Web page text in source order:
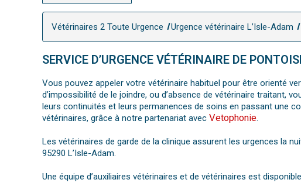
Vétérinaires 2 Toute Urgence Urgence vétérinaire L’Isle-Adam
SERVICE D’URGENCE VÉTÉRINAIRE DE
Vous pouvez appeler votre vétérinaire habituel pour être orienté
d’impossibilité de le joindre, ou d’absence de vétérinaire traitant,
leurs continuités et leurs permanences de soins en passant une
vétérinaires, grâce à notre partenariat avec Vetophonie.
Les vétérinaires de garde de la clinique assurent les urgences la
95290 L’Isle-Adam.
Une équipe d’auxiliaires vétérinaires et de vétérinaires est